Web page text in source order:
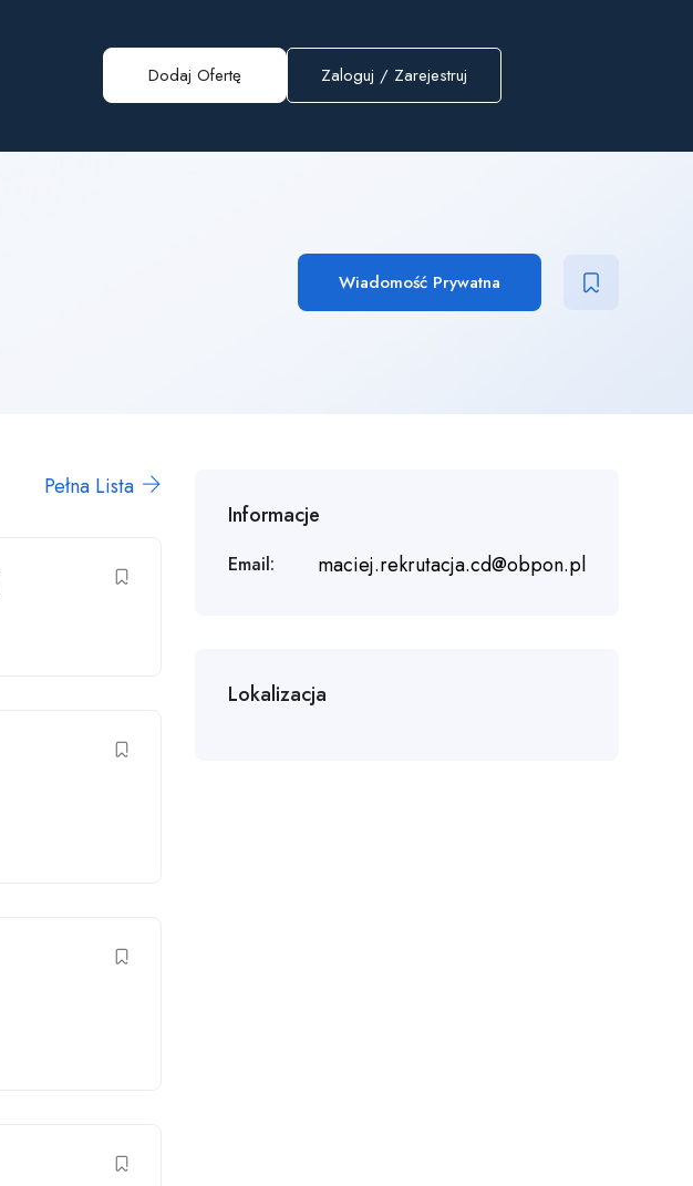
Dodaj Ofertę Zaloguj / Zarejestruj
Wiadomość Prywatna
Pełna Lista
Informacje
Email: maciej.rekrutacja.cd@obpon.pl
Lokalizacja